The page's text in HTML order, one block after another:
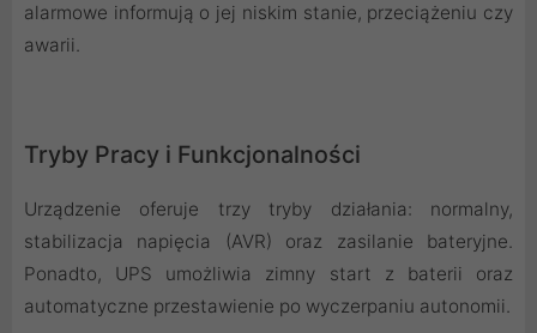
alarmowe informują o jej niskim stanie, przeciążeniu czy
awarii.
Tryby Pracy i Funkcjonalności
Urządzenie oferuje trzy tryby działania: normalny,
stabilizacja napięcia (AVR) oraz zasilanie bateryjne.
Ponadto, UPS umożliwia zimny start z baterii oraz
automatyczne przestawienie po wyczerpaniu autonomii.